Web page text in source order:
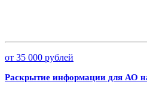
от 35 000 рублей
Раскрытие информации для АО